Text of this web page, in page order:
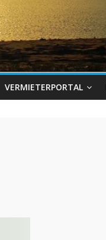
VERMIETERPORTAL